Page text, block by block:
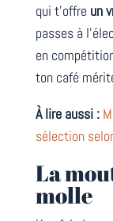
qui t’offre un
passes à
en
ton café
À lire aussi :
sélection
La
molle